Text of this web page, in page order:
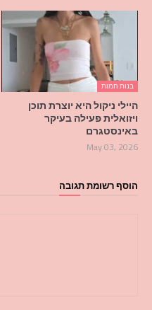
בנות חמות
היילי ניקול היא יוצרת תוכן
ויזואלית פעילה בעיקר
באינסטגרם
May 03, 2026
הוסף רשומת תגובה